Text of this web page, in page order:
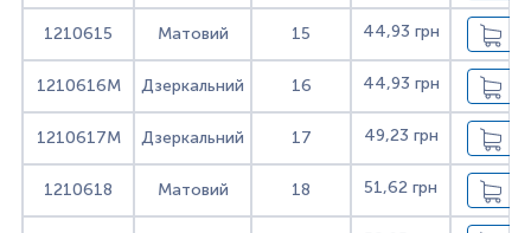
1210615 Матовий 15 44,93 грн
1210616M Дзеркальний 16 44,93 грн
1210617M Дзеркальний 17 49,23 грн
1210618 Матовий 18 51,62 грн